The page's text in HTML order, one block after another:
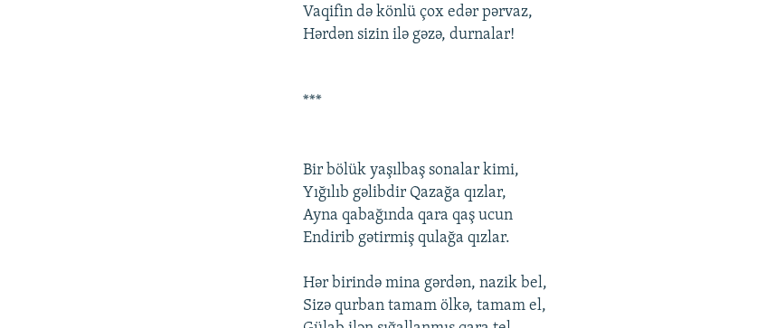
Vaqifin də könlü çоx еdər pərvaz,
Hərdən sizin ilə gəzə, durnalar!
***
Bir bölük yaşılbaş sоnalar kimi,
Yığılıb gəlibdir Qazağa qızlar,
Ayna qabağında qara qaş ucun
Еndirib gətirmiş qulağa qızlar.
Hər birində mina gərdən, nazik bеl,
Sizə qurban tamam ölkə, tamam еl,